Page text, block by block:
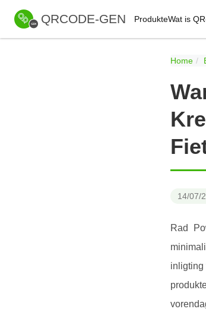
QRCODE-GEN ProdukteWat is
Home
14/07/
Rad
inligting